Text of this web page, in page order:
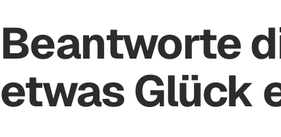
Beantworte
etwas Glück